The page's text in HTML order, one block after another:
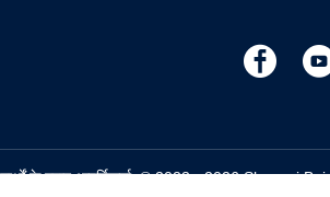
述
पदार्थों के स्वाद आपूर्तिकर्ता. © 2023 - 2026